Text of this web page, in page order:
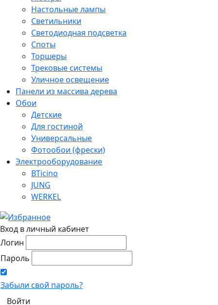
Настольные лампы
Светильники
Светодиодная подсветка
Споты
Торшеры
Трековые системы
Уличное освещение
Панели из массива дерева
Обои
Детские
Для гостиной
Универсальные
Фотообои (фрески)
Электрооборудование
BTicino
JUNG
WERKEL
Вход в личный кабинет
Логин
Пароль
Забыли свой пароль?